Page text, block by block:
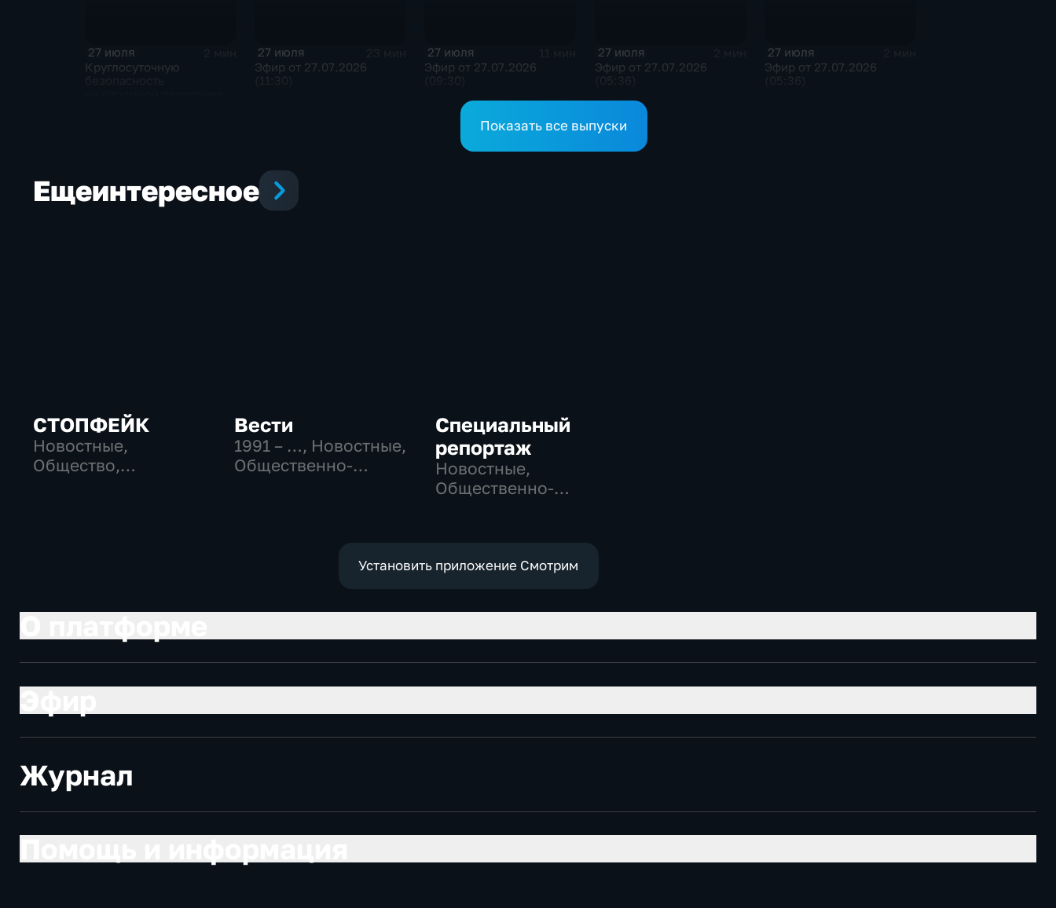
27 июля
Круглосуточную
27 июля
Эфир от 27.07.2026
27 июля
Эфир от 27.07.2026
27 июля
Эфир от 27.07.2026
27 июля
Эфир от 27.07.2026
Показать все выпуски
Ещеинтересное
СТОПФЕЙК
Новостные,
Общество,
Вести
1991 – …, Новостные,
Общественно-
Специальный
репортаж
Новостные,
Общественно-
Установить приложение Смотрим
Журнал